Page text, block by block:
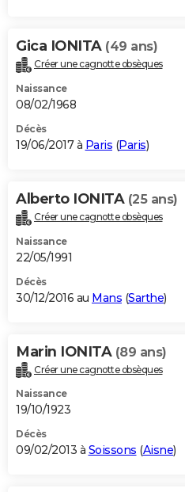
Gica IONITA (49 ans)
Créer une cagnotte obsèques
Naissance
08/02/1968
Décès
19/06/2017 à Paris (Paris)
Alberto IONITA (25 ans)
Créer une cagnotte obsèques
Naissance
22/05/1991
Décès
30/12/2016 au Mans (Sarthe)
Marin IONITA (89 ans)
Créer une cagnotte obsèques
Naissance
19/10/1923
Décès
09/02/2013 à Soissons (Aisne)